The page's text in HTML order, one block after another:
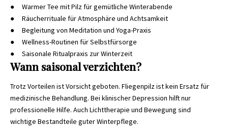
● Warmer Tee mit Pilz für gemütliche Winterabende
● Räucherrituale für Atmosphäre und Achtsamkeit
● Begleitung von Meditation und Yoga-Praxis
● Wellness-Routinen für Selbstfürsorge
● Saisonale Ritualpraxis zur Winterzeit
Wann saisonal verzichten?
Trotz Vorteilen ist Vorsicht geboten. Fliegenpilz ist kein Ersatz für
medizinische Behandlung. Bei klinischer Depression hilft nur
professionelle Hilfe. Auch Lichttherapie und Bewegung sind
wichtige Bestandteile guter Winterpflege.